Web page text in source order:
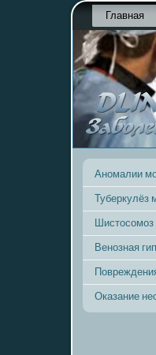
Главная
Аномалии
Туберкулёз
Венозная
Оказание